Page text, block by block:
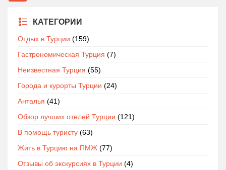
КАТЕГОРИИ
Отдых в Турции (159)
Гастрономическая Турция (7)
Неизвестная Турция (55)
Города и курорты Турции (24)
Анталья (41)
Обзор лучших отелей Турции (121)
В помощь туристу (63)
Жить в Турцию на ПМЖ (77)
Отзывы об экскурсиях в Турции (4)